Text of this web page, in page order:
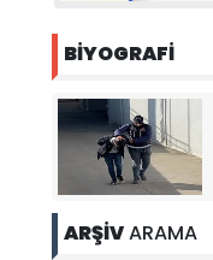
BİYOGRAFİ
ARŞİVARAMA